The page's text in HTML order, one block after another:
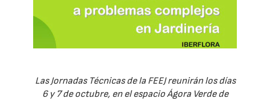
Las Jornadas Técnicas de la FEEJ reunirán los días
6 y 7 de octubre, en el espacio Ágora Verde de